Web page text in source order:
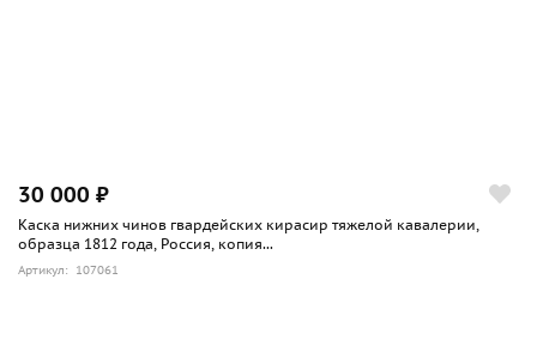
30 000 ₽
Каска нижних чинов гвардейских кирасир тяжелой кавалерии,
образца 1812 года, Россия, копия...
Артикул: 107061